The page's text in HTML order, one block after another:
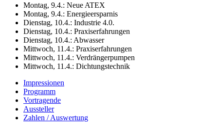
Montag, 9.4.: Neue ATEX
Montag, 9.4.: Energieersparnis
Dienstag, 10.4.: Industrie 4.0.
Dienstag, 10.4.: Praxiserfahrungen
Dienstag, 10.4.: Abwasser
Mittwoch, 11.4.: Praxiserfahrungen
Mittwoch, 11.4.: Verdrängerpumpen
Mittwoch, 11.4.: Dichtungstechnik
Impressionen
Programm
Vortragende
Aussteller
Zahlen / Auswertung